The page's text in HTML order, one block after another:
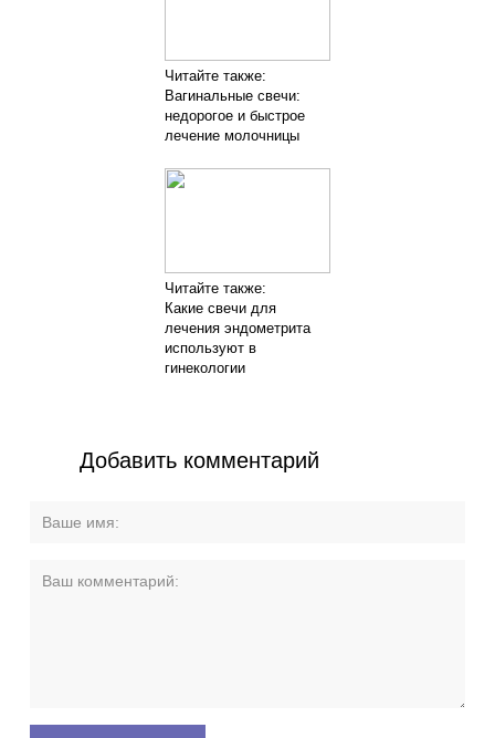
Читайте также:
Вагинальные свечи:
недорогое и быстрое
лечение молочницы
Читайте также:
Какие свечи для
лечения эндометрита
используют в
гинекологии
Добавить комментарий